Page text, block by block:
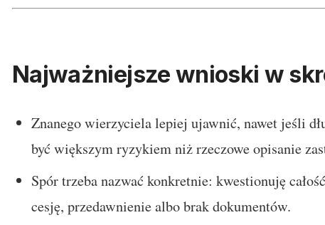
Najważniejsze wnioski w
Znanego wierzyciela lepiej ujawnić, nawet jeśli
być większym ryzykiem niż rzeczowe opisanie
Spór trzeba nazwać konkretnie: kwestionuję
cesję, przedawnienie albo brak dokumentów.